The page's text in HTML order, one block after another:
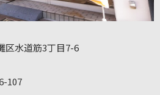
区水道筋3丁目7-6
107